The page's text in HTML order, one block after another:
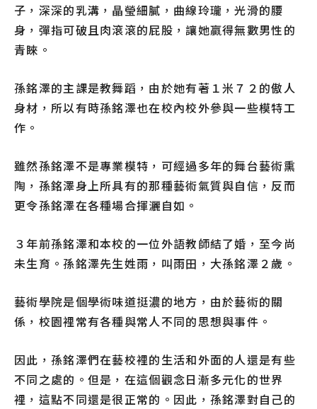
子，深深的乳溝，晶瑩細膩，曲線玲瓏，光滑的腰
身，彈指可破且肉滾滾的屁股，讓她贏得無數男性的
青睞。
孫銘澤的主課是教舞蹈，由於她有著１米７２的傲人
身材，所以有時孫銘澤也在校內校外參與一些模特工
作。
雖然孫銘澤不是專業模特，可經過多年的舞台藝術熏
陶，孫銘澤身上所具有的那種藝術氣質與自信，反而
更令孫銘澤在各種場合揮灑自如。
３年前孫銘澤和本校的一位外語教師結了婚，至今尚
未生育。孫銘澤先生姓雨，叫雨田，大孫銘澤２歲。
藝術學院是個學術味道挺濃的地方，由於藝術的關
係，校園裡常有各種與常人不同的思想與事件。
因此，孫銘澤們在藝校裡的生活和外面的人還是有些
不同之處的。但是，在這個觀念日漸多元化的世界
裡，這點不同還是很正常的。因此，孫銘澤對自己的